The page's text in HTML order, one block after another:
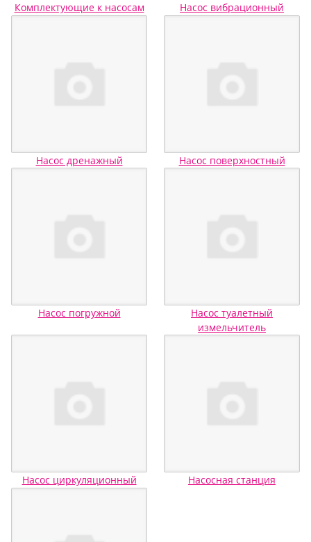
Комплектующие к насосам Насос вибрационный
Насос дренажный Насос поверхностный
Насос погружной
Насос туалетный
измельчитель
Насос циркуляционный Насосная станция